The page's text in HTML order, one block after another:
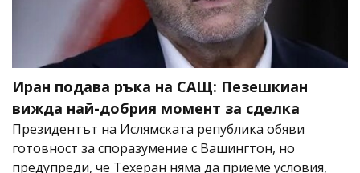
Иран подава ръка на САЩ: Пезешкиан
вижда най-добрия момент за сделка
Президентът на Ислямската република обяви
готовност за споразумение с Вашингтон, но
предупреди, че Техеран няма да приеме условия,